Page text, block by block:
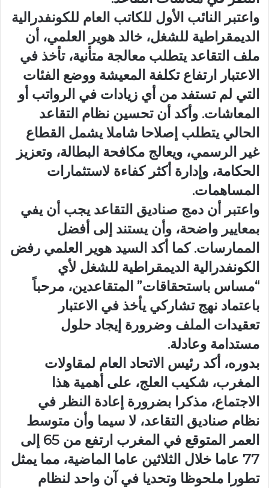
واعتبر النائب الأول للكاتب العام للكونفدرالية
الديمقراطية للشغل، خالد هوير العلمي، أن
ملف التقاعد يتطلب معالجة متأنية، تأخذ في
الاعتبار ارتفاع تكلفة المعيشة ووضع الفئات
التي لم تستفد من أي زيادات في الرواتب أو
المعاشات. وأكد أن تحسين نظام التقاعد
الحالي يتطلب إصلاحا شاملا يشمل القطاع
غير الرسمي، ويعالج مكافحة البطالة، وتعزيز
الحكامة، وإدارة أكثر كفاءة لاستثمارات
المساهمات.
واعتبر أن دمج صناديق التقاعد يجب أن يفي
بمعايير واضحة، وأن يستند إلى أفضل
الممارسات. كما أكد السيد هوير العلمي رفض
الكونفدرالية الديمقراطية للشغل لأي
“مساس باستحقاقات” المتقاعدين، مرحباً
باعتماد نهج تشاركي يأخذ في الاعتبار
تعقيدات الملف وضرورة إيجاد حلول
مستدامة وعادلة.
بدوره، أكد رئيس الاتحاد العام لمقاولات
المغرب، شكيب العلج، على أهمية هذا
الاجتماع، مذكرا بضرورة إعادة النظر في
نظام صناديق التقاعد، لا سيما وأن متوسط
العمر المتوقع في المغرب ارتفع من 65 إلى
77 عاما خلال الثلاثين عاما الماضية، مما يمثل
تطورا ملحوظا وتحديا في آن واحد لنظام